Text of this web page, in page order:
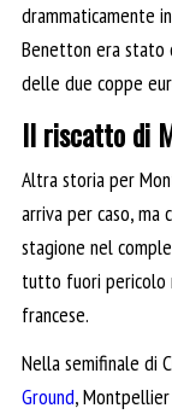
drammaticamente
Benetton era stato
delle due coppe
Il riscatto di
Altra storia per
arriva per caso, ma
stagione nel
tutto fuori pericolo
francese.
Nella semifinale di
Ground,